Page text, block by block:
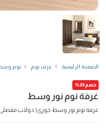
الصفحة الرئيسية غرف نوم نوم
غرفة نوم نور وسط
خصم35%
غرفة نوم نور وسط جوزى( دولاب مفصلى + كمود +